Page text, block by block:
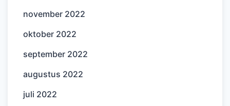
november 2022
oktober 2022
september 2022
augustus 2022
juli 2022